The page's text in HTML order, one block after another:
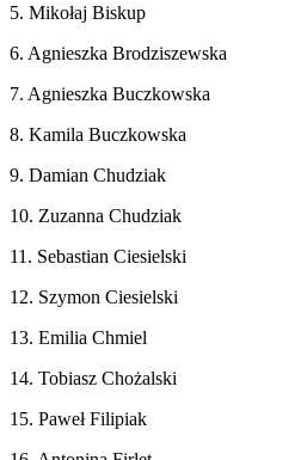
5. Mikołaj Biskup
6. Agnieszka Brodziszewska
7. Agnieszka Buczkowska
8. Kamila Buczkowska
9. Damian Chudziak
10. Zuzanna Chudziak
11. Sebastian Ciesielski
12. Szymon Ciesielski
13. Emilia Chmiel
14. Tobiasz Chożalski
15. Paweł Filipiak